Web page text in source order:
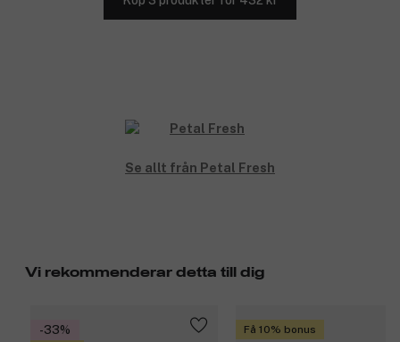
Se allt från Petal Fresh
Vi rekommenderar detta till dig
-33%
Få 10% bonus